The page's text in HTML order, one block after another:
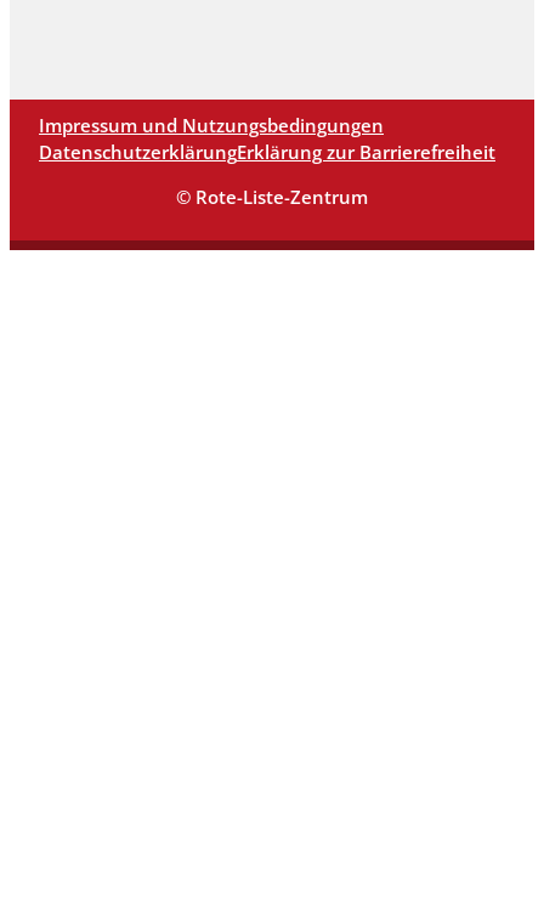
Impressum und Nutzungsbedingungen
DatenschutzerklärungErklärung zur Barrierefreiheit
© Rote-Liste-Zentrum